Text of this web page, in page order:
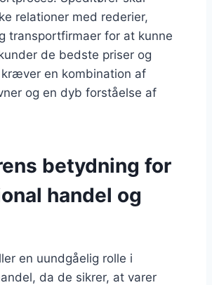
relationer med rederier,
transportfirmaer for at kunne
de bedste priser og
en kombination af
og en dyb forståelse af
betydning for
handel og
en uundgåelig rolle i
da de sikrer, at varer